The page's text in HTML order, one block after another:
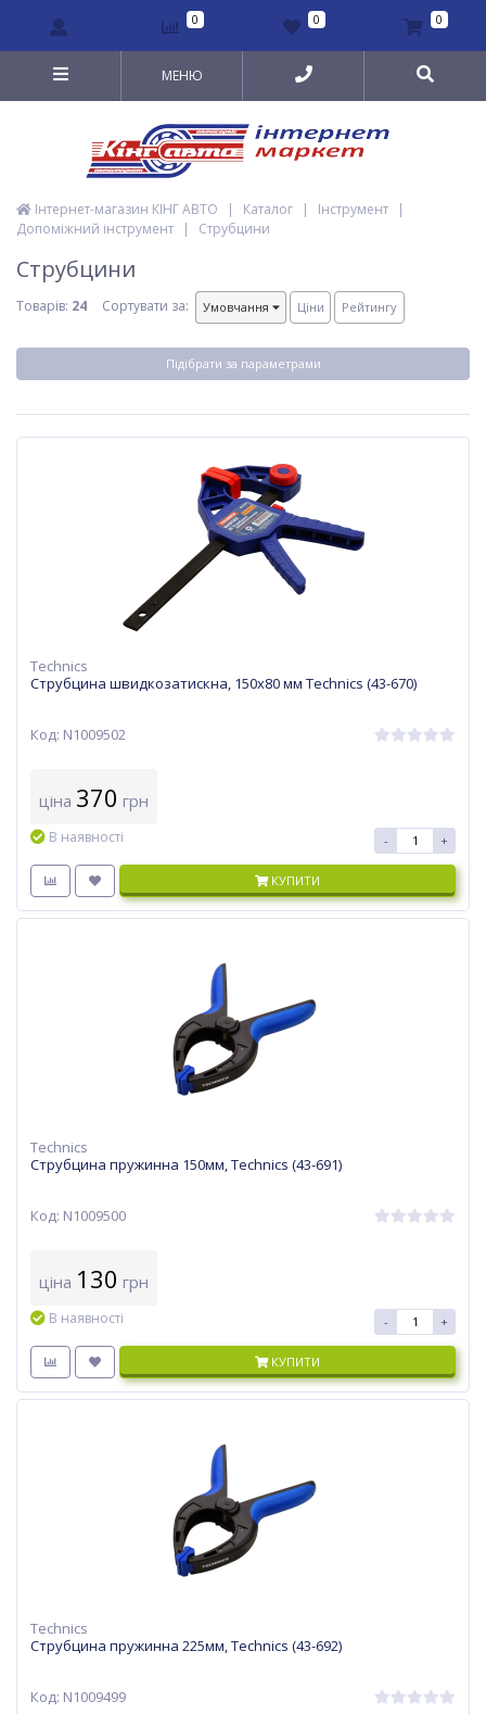
0 0 0
МЕНЮ
Інтернет-магазин КІНГ АВТО | Каталог | Інструмент
|
Допоміжний інструмент
| Струбцини
Струбцини
Товарів: 24 Сортувати за: Умовчання Ціни Рейтингу
Підібрати за параметрами
Technics
Струбцина швидкозатискна, 150х80 мм Technics (43-670)
Код: N1009502
ціна 370 грн
В наявності - +
КУПИТИ
Technics
Струбцина пружинна 150мм, Technics (43-691)
Код: N1009500
ціна 130 грн
В наявності - +
КУПИТИ
Technics
Струбцина пружинна 225мм, Technics (43-692)
Код: N1009499